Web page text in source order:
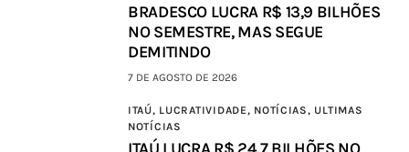
BRADESCO LUCRA R$ 13,9 BILHÕES
NO SEMESTRE, MAS SEGUE
DEMITINDO
7 DE AGOSTO DE 2026
ITAÚ, LUCRATIVIDADE, NOTÍCIAS, ULTIMAS
NOTÍCIAS